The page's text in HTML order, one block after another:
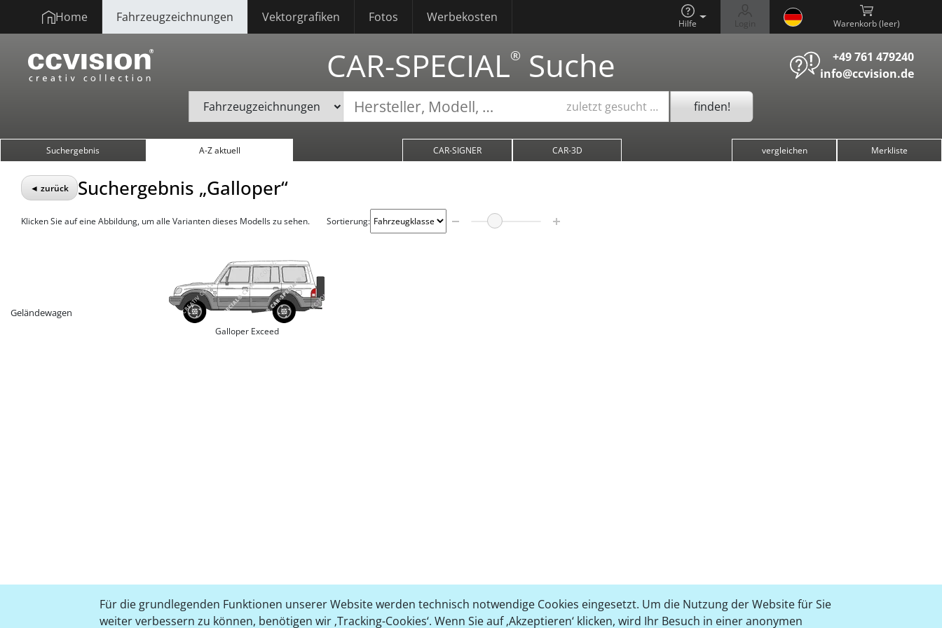
Für die grundlegenden Funktionen unserer Website werden technisch notwendige Cookies eingesetzt. Um die Nutzung der Website für Sie
weiter verbessern zu können, benötigen wir ‚Tracking-Cookies‘. Wenn Sie auf ‚Akzeptieren‘ klicken, wird Ihr Besuch in einer anonymen
Home Fahrzeugzeichnungen Vektorgrafiken Fotos Werbekosten Hilfe Login Warenkorb ( )
CAR-SPECIAL® Suche
+49 761 479240
info@ccvision.de
zuletzt gesucht … finden!
Suchergebnis A-Z aktuell CAR-SIGNER CAR-3D vergleichen Merkliste
◄ zurück Suchergebnis „Galloper“
Klicken Sie auf eine Abbildung, um alle Varianten dieses Modells zu sehen. Sortierung:
Geländewagen
Galloper Exceed